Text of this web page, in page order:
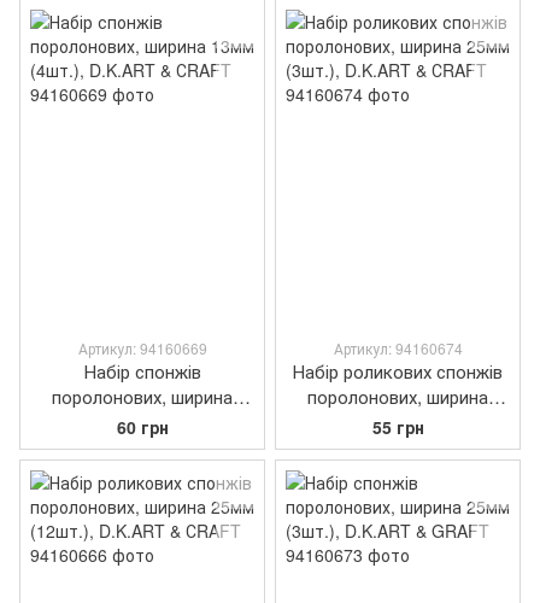
Артикул: 94160669
Набір спонжів
поролонових, ширина
13мм (4шт.), D.K.ART &
СRAFT
60 грн
Артикул: 94160674
Набір роликових спонжів
поролонових, ширина
25мм (3шт.), D.K.ART &
СRAFT
55 грн